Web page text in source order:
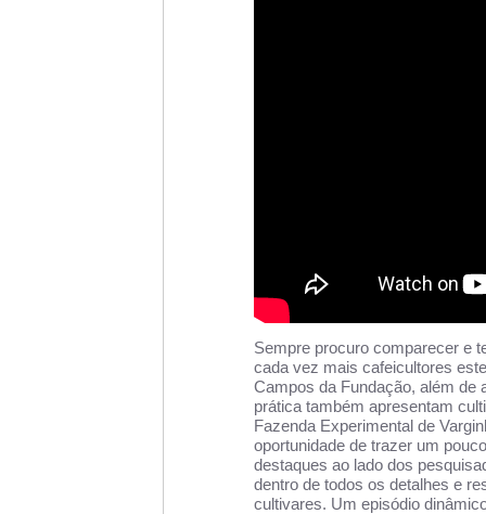
Sempre procuro comparecer e
cada vez mais cafeicultores
Campos da Fundação, além de
prática também apresentam
Fazenda Experimental de
oportunidade de trazer um
destaques ao lado dos
dentro de todos os detalhes e
cultivares. Um episódio